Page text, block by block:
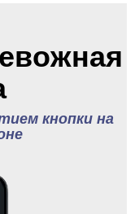
кнопки на